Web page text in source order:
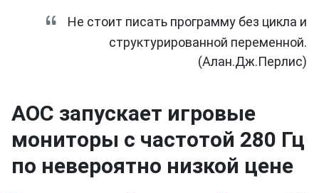
Не стоит писать программу без цикла и
структурированной переменной.
(Алан.Дж.Перлис)
AOC запускает игровые
мониторы с частотой 280 Гц
по невероятно низкой цене